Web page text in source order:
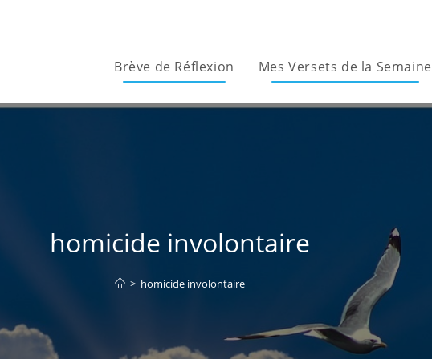
Brève de Réflexion Mes Versets de la Semaine
homicide involontaire
> homicide involontaire